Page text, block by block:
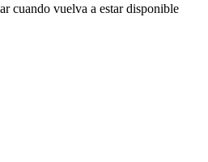
cuando vuelva a estar disponible